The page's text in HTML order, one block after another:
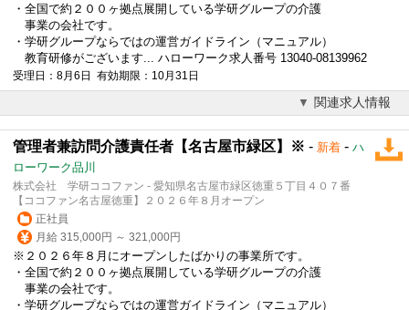
・全国で約２００ヶ拠点展開している学研グループの介護
事業の会社です。
・学研グループならではの運営ガイドライン（マニュアル）
教育研修がございます... ハローワーク求人番号 13040-08139962
受理日：8月6日 有効期限：10月31日
関連求人情報
管理者兼訪問介護責任者【名古屋市緑区】※ - 新着 - ハ
ローワーク品川
株式会社 学研ココファン - 愛知県名古屋市緑区徳重５丁目４０７番
【ココファン名古屋徳重】２０２６年８月オープン
正社員
月給 315,000円 ～ 321,000円
※２０２６年８月にオープンしたばかりの事業所です。
・全国で約２００ヶ拠点展開している学研グループの介護
事業の会社です。
・学研グループならではの運営ガイドライン（マニュアル）